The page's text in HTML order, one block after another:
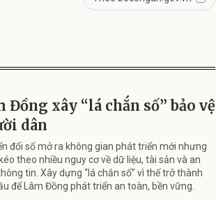
Đồng xây “lá chắn số” bảo vệ
dân
đổi số mở ra không gian phát triển mới nhưng
theo nhiều nguy cơ về dữ liệu, tài sản và an
tin. Xây dựng “lá chắn số” vì thế trở thành
để Lâm Đồng phát triển an toàn, bền vững.